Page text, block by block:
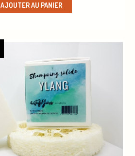
AJOUTER AU PANIER